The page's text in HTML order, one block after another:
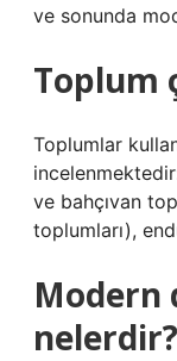
ve sonunda
Toplum
Toplumlar
ve bahçıvan
toplumları),
Modern
nelerdir?